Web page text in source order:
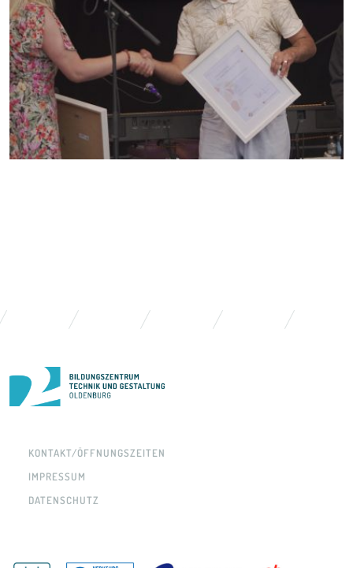
KONTAKT/ÖFFNUNGSZEITEN
IMPRESSUM
DATENSCHUTZ